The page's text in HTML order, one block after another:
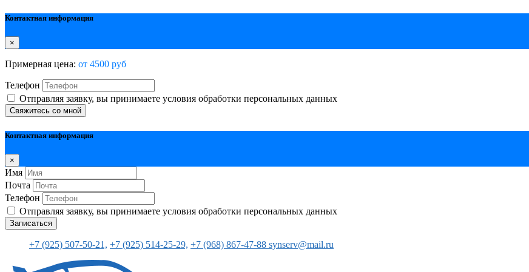
Контактная информация
×
Примерная цена: от 4500 руб
Телефон
Отправляя заявку, вы принимаете условия обработки персональных данных
Свяжитесь со мной
Контактная информация
×
Имя
Почта
Телефон
Отправляя заявку, вы принимаете условия обработки персональных данных
Записаться
+7 (925) 507-50-21, +7 (925) 514-25-29, +7 (968) 867-47-88 synserv@mail.ru